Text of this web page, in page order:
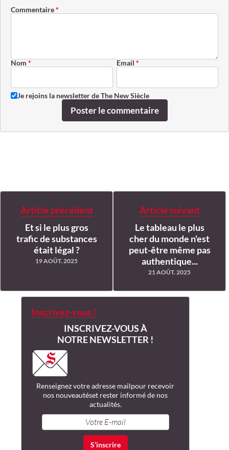
Commentaire*
Nom * Email *
Je rejoins la newsletter de The New Siècle
Poster le commentaire
Article précédent
Et si le plus gros
trafic de substances
était légal ?
19 AOÛT. 2025
Article suivant
Le tableau le plus
cher du monde n'est
peut-être même pas
authentique...
21 AOÛT. 2025
Inscrivez-vous !
INSCRIVEZ-VOUS À
NOTRE NEWSLETTER !
Renseignez votre adresse mailpour recevoir
nos nouveautéset rester informé de nos
actualités.